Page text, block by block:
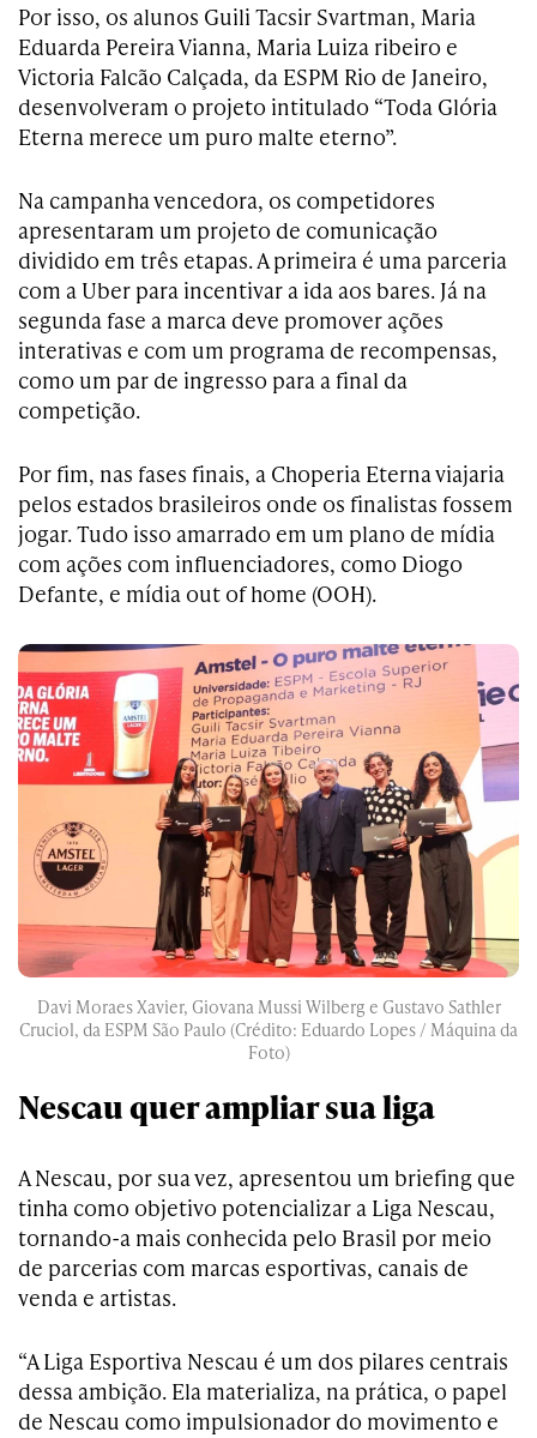
Por isso, os alunos Guili Tacsir Svartman, Maria
Eduarda Pereira Vianna, Maria Luiza ribeiro e
Victoria Falcão Calçada, da ESPM Rio de Janeiro,
desenvolveram o projeto intitulado “Toda Glória
Eterna merece um puro malte eterno”.
Na campanha vencedora, os competidores
apresentaram um projeto de comunicação
dividido em três etapas. A primeira é uma parceria
com a Uber para incentivar a ida aos bares. Já na
segunda fase a marca deve promover ações
interativas e com um programa de recompensas,
como um par de ingresso para a final da
competição.
Por fim, nas fases finais, a Choperia Eterna viajaria
pelos estados brasileiros onde os finalistas fossem
jogar. Tudo isso amarrado em um plano de mídia
com ações com influenciadores, como Diogo
Defante, e mídia out of home (OOH).
Davi Moraes Xavier, Giovana Mussi Wilberg e Gustavo Sathler
Cruciol, da ESPM São Paulo (Crédito: Eduardo Lopes / Máquina da
Foto)
Nescau quer ampliar sua liga
A Nescau, por sua vez, apresentou um briefing que
tinha como objetivo potencializar a Liga Nescau,
tornando-a mais conhecida pelo Brasil por meio
de parcerias com marcas esportivas, canais de
venda e artistas.
“A Liga Esportiva Nescau é um dos pilares centrais
dessa ambição. Ela materializa, na prática, o papel
de Nescau como impulsionador do movimento e